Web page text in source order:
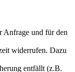
Anfrage und für den
widerrufen. Dazu
entfällt (z.B.